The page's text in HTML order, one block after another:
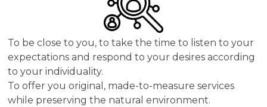
To be close to you, to take the time to listen to your
expectations and respond to your desires according
to your individuality.
To offer you original, made-to-measure services
while preserving the natural environment.